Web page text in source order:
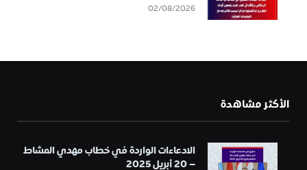
02/08/2026
الأكثر مشاهدة
الادعاءات الواردة في خطاب مهدي المشاط
– 20 أبريل 2025